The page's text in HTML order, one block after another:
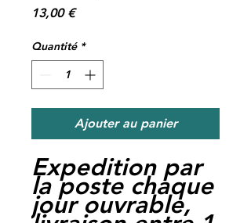
13,00 €Prix
Quantité *
Ajouter au panier
Expedition par
la poste chaque
jour ouvrable,